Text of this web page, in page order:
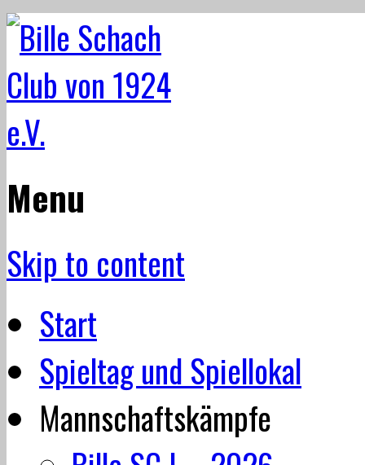
Menu
Skip to content
Start
Spieltag und Spiellokal
Mannschaftskämpfe